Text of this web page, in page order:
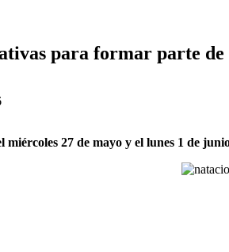
para formar parte de
27 de mayo y el lunes 1 de